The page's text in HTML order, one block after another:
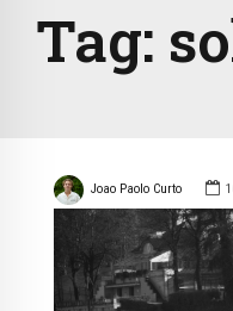
Tag:
Joao Paolo Curto